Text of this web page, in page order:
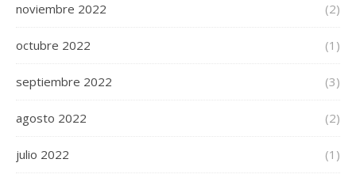
noviembre 2022 (2)
octubre 2022 (1)
septiembre 2022 (3)
agosto 2022 (2)
julio 2022 (1)